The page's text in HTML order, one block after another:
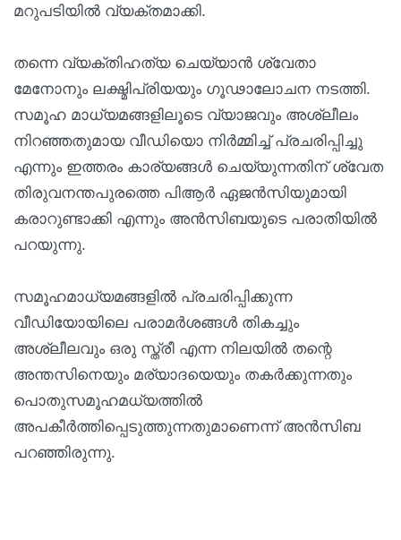
മറുപടിയിൽ വ്യക്തമാക്കി.
തന്നെ വ്യക്തിഹത്യ ചെയ്യാന്‍ ശ്വേതാ
മേനോനും ലക്ഷ്മിപ്രിയയും ഗൂഢാലോചന നടത്തി.
സമൂഹ മാധ്യമങ്ങളിലൂടെ വ്യാജവും അശ്ലീലം
നിറഞ്ഞതുമായ വീഡിയൊ നിർമ്മിച്ച് പ്രചരിപ്പിച്ചു
എന്നും ഇത്തരം കാര്യങ്ങൾ ചെയ്യുന്നതിന് ശ്വേത
തിരുവനന്തപുരത്തെ പിആർ ഏജൻസിയുമായി
കരാറുണ്ടാക്കി എന്നും അൻസിബയുടെ പരാതിയിൽ
പറയുന്നു.
സമൂഹമാധ്യമങ്ങളിൽ പ്രചരിപ്പിക്കുന്ന
വീഡിയോയിലെ പരാമർശങ്ങൾ തികച്ചും
അശ്ലീലവും ഒരു സ്ത്രീ എന്ന നിലയിൽ തന്റെ
അന്തസിനെയും മര്യാദയെയും തകർക്കുന്നതും
പൊതുസമൂഹമധ്യത്തിൽ
അപകീർത്തിപ്പെടുത്തുന്നതുമാണെന്ന് അൻസിബ
പറഞ്ഞിരുന്നു.